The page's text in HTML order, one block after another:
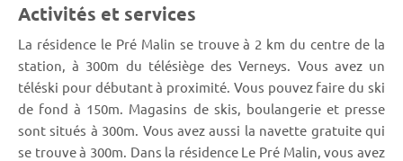
Activités et services
La résidence le Pré Malin se trouve à 2 km du centre de la
station, à 300m du télésiège des Verneys. Vous avez un
téléski pour débutant à proximité. Vous pouvez faire du ski
de fond à 150m. Magasins de skis, boulangerie et presse
sont situés à 300m. Vous avez aussi la navette gratuite qui
se trouve à 300m. Dans la résidence Le Pré Malin, vous avez